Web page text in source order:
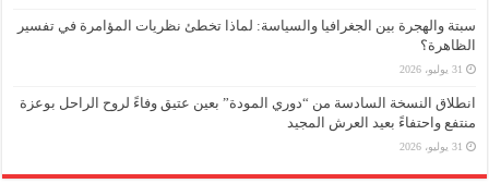
سبتة والهجرة بين الجغرافيا والسياسة: لماذا تخطئ نظريات المؤامرة في تفسير
الظاهرة؟
31 يوليو، 2026
انطلاق النسخة السادسة من “دوري المودة” بعين عتيق وفاءً لروح الراحل بوعزة
منتفع واحتفاءً بعيد العرش المجيد
31 يوليو، 2026